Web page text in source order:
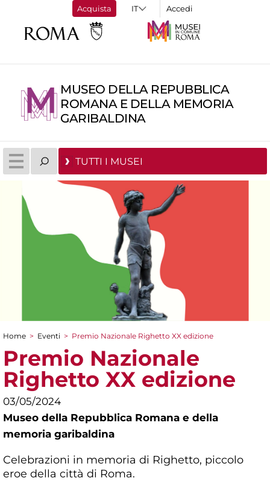
Acquista Accedi
MUSEO DELLA REPUBBLICA
ROMANA E DELLA MEMORIA
GARIBALDINA
TUTTI I MUSEI
Tu sei qui
Home > Eventi > Premio Nazionale Righetto XX edizione
Premio Nazionale
Righetto XX edizione
03/05/2024
Museo della Repubblica Romana e della
memoria garibaldina
Celebrazioni in memoria di Righetto, piccolo
eroe della città di Roma.